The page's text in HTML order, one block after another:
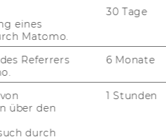
Ich kann
en­ga­gie­ren. Es
Leben der Kin­
eines
Matomo.
30 Tage
Referrers
6 Monate
über den
durch
1 Stunden